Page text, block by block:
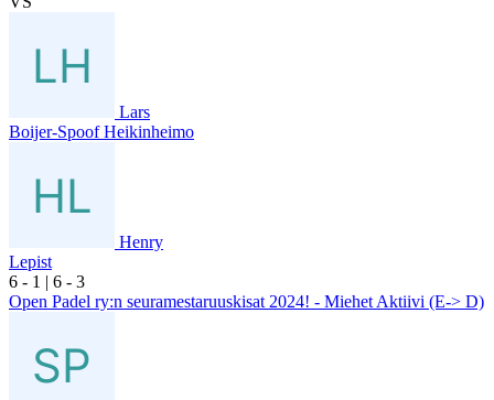
Lars
Boijer-Spoof Heikinheimo
Henry
Lepist
6 - 1 | 6 - 3
Open Padel ry:n seuramestaruuskisat 2024! - Miehet Aktiivi (E-> D)